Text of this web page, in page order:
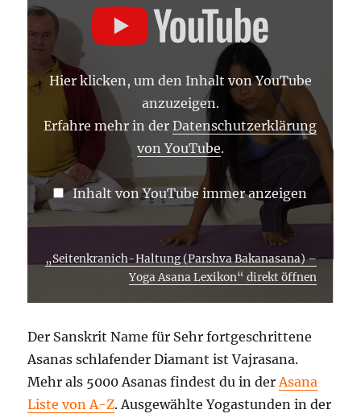
HALTUNG
(PARSHVA
BAKANASANA)
–
YOGA
ASANA
LEXIKON“
ANZEIGEN
Hier klicken, um den Inhalt von YouTube
anzuzeigen.
Erfahre mehr in derDatenschutzerklärung
von YouTube.
Inhalt von YouTube immer anzeigen
„Seitenkranich-Haltung (Parshva Bakanasana) –
Yoga Asana Lexikon“ direkt öffnen
Der Sanskrit Name für Sehr fortgeschrittene
Asanas schlafender Diamant ist Vajrasana.
Mehr als 5000 Asanas findest du in derAsana
Liste von A-Z. Ausgewählte Yogastunden in der